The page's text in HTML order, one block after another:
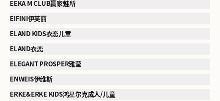
EEKA M CLUB赢家魅所
EIFINI伊芙丽
ELAND KIDS衣恋儿童
ELAND衣恋
ELEGANT PROSPER雅莹
ENWEIS伊维斯
ERKE&ERKE KIDS鸿星尔克成人/儿童